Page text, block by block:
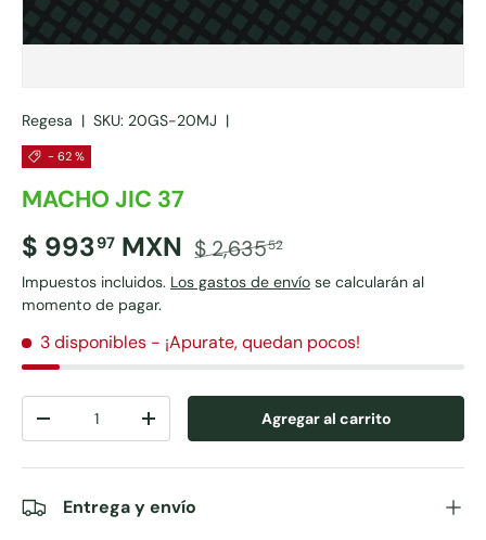
Regesa | SKU: 20GS-20MJ |
- 62 %
MACHO JIC 37
$ 99397 MXN $ 2,63552
Impuestos incluidos. Los gastos de envío se calcularán al
momento de pagar.
3 disponibles - ¡Apurate, quedan pocos!
-
+ Agregar al carrito
Entrega y envío